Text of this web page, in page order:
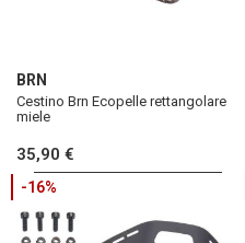
BRN
Cestino Brn Ecopelle rettangolare
miele
35,90 €
-16%